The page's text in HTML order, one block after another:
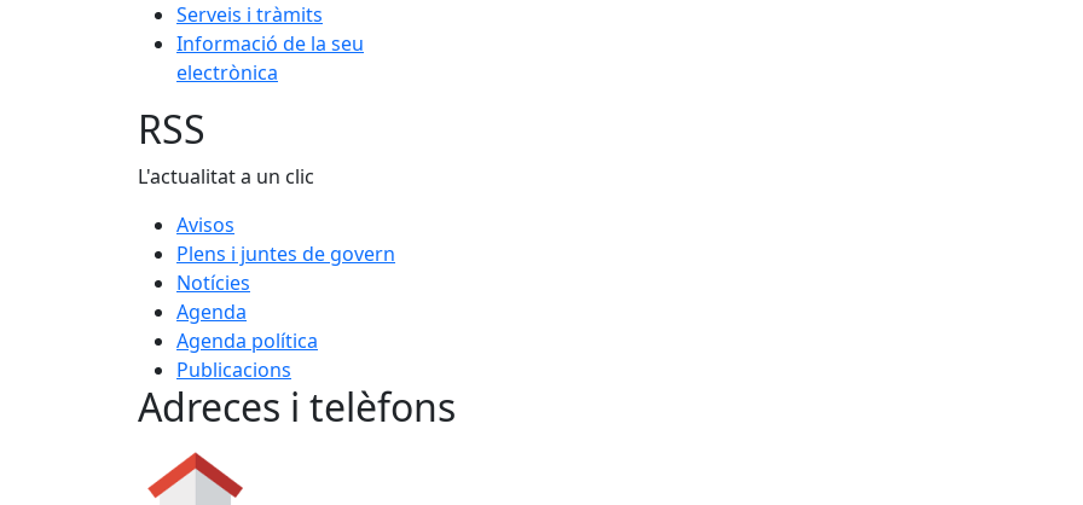
Serveis i tràmits
Informació de la seu
electrònica
RSS
L'actualitat a un clic
Avisos
Plens i juntes de govern
Notícies
Agenda
Agenda política
Publicacions
Adreces i telèfons